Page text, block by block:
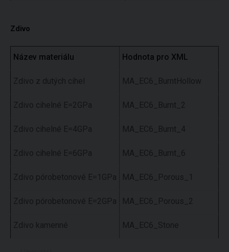
Zdivo
Název materiálu Hodnota pro XML
Zdivo z dutých cihel MA_EC6_BurntHollow
Zdivo cihelné E=2GPa MA_EC6_Burnt_2
Zdivo cihelné E=4GPa MA_EC6_Burnt_4
Zdivo cihelné E=6GPa MA_EC6_Burnt_6
Zdivo pórobetonové E=1GPa MA_EC6_Porous_1
Zdivo pórobetonové E=2GPa MA_EC6_Porous_2
Zdivo kamenné MA_EC6_Stone